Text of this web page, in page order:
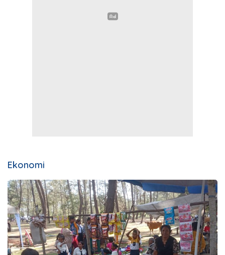
Ekonomi